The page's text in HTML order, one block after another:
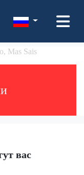
Mas Sais
вас